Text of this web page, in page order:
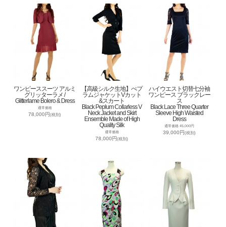
ワンピーススーツ アルミ
グリッターラメ /
Glitterlame Bolero & Dress
通常価格
78,000円(税別)
【高級シルク生地】ぺプ
ラムジャケットVカット
&スカート
Black Peplum Collarless V
Neck Jacket and Skirt
Ensemble Made of High
Quality Silk
通常価格
78,000円(税別)
ハイウエスト切替七分袖
ワンピース ブラックレー
ス
Black Lace Three Quarter
Sleeve High Waisted
Dress
通常価格 45,000円
39,000円(税別)